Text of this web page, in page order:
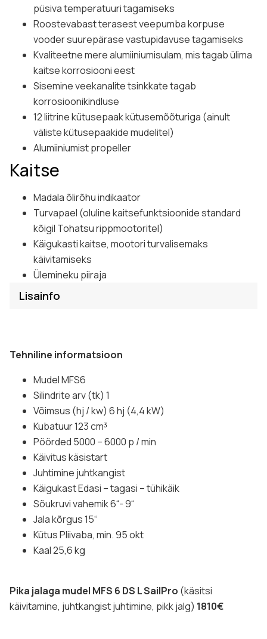
püsiva temperatuuri tagamiseks
Roostevabast terasest veepumba korpuse
vooder suurepärase vastupidavuse tagamiseks
Kvaliteetne mere alumiiniumisulam, mis tagab ülima
kaitse korrosiooni eest
Sisemine veekanalite tsinkkate tagab
korrosioonikindluse
12 liitrine kütusepaak kütusemõõturiga (ainult
väliste kütusepaakide mudelitel)
Alumiiniumist propeller
Kaitse
Madala õlirõhu indikaator
Turvapael (oluline kaitsefunktsioonide standard
kõigil Tohatsu rippmootoritel)
Käigukasti kaitse, mootori turvalisemaks
käivitamiseks
Ülemineku piiraja
Lisainfo
Tehniline informatsioon
Mudel MFS6
Silindrite arv (tk) 1
Võimsus (hj / kw) 6 hj (4,4 kW)
Kubatuur 123 cm³
Pöörded 5000 – 6000 p / min
Käivitus käsistart
Juhtimine juhtkangist
Käigukast Edasi – tagasi – tühikäik
Sõukruvi vahemik 6“- 9“
Jala kõrgus 15“
Kütus Pliivaba, min. 95 okt
Kaal 25,6 kg
Pika jalaga mudel MFS 6 DS L SailPro (käsitsi
käivitamine, juhtkangist juhtimine, pikk jalg) 1810€